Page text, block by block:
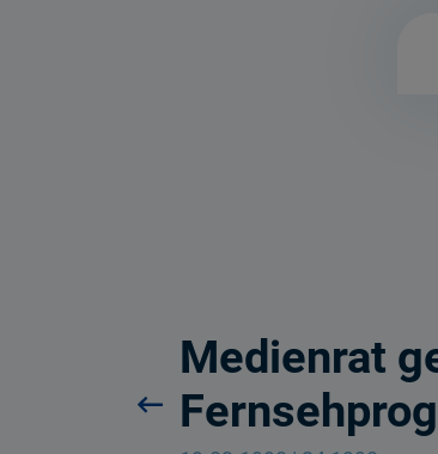
Medienrat